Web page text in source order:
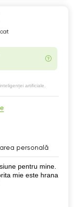
artificiale.
personală
pentru mine.
mie este hrana